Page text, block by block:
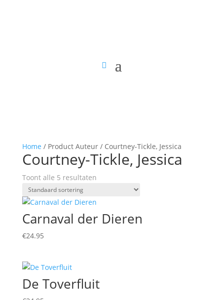
Home / Product Auteur / Courtney-Tickle, Jessica
Courtney-Tickle, Jessica
Toont alle 5 resultaten
Carnaval der Dieren
€24.95
De Toverfluit